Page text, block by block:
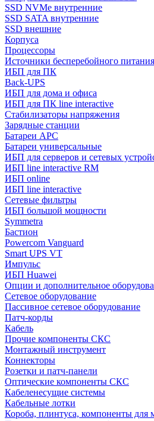
SSD NVMe внутренние
SSD SATA внутренние
SSD внешние
Корпуса
Процессоры
Источники бесперебойного питания
ИБП для ПК
Back-UPS
ИБП для дома и офиса
ИБП для ПК linе interactive
Стабилизаторы напряжения
Зарядные станции
Батареи APC
Батареи универсальные
ИБП для серверов и сетевых
ИБП line interactive RM
ИБП online
ИБП linе interactive
Сетевые фильтры
ИБП большой мощности
Symmetra
Бастион
Powercom Vanguard
Smart UPS VT
Импульс
ИБП Huawei
Опции и дополнительное
Сетевое оборудование
Пассивное сетевое оборудование
Патч-корды
Кабель
Прочие компоненты СКС
Монтажный инструмент
Коннекторы
Розетки и патч-панели
Оптические компоненты СКС
Кабеленесущие системы
Кабельные лотки
Короба, плинтуса, компоненты для